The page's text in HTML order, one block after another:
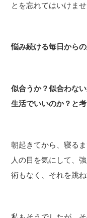
とを忘れてはいけませ
悩み続ける毎日からの
似合うか？似合わな
生活でいいのか？と
朝起きてから、寝る
人の目を気にして、
術もなく、それを跳